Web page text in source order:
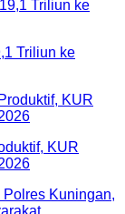
Triliun ke
KUR